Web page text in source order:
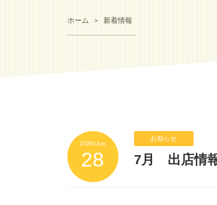
ホーム 新着情報
2026/Jun
28
お知らせ
7月 出店情